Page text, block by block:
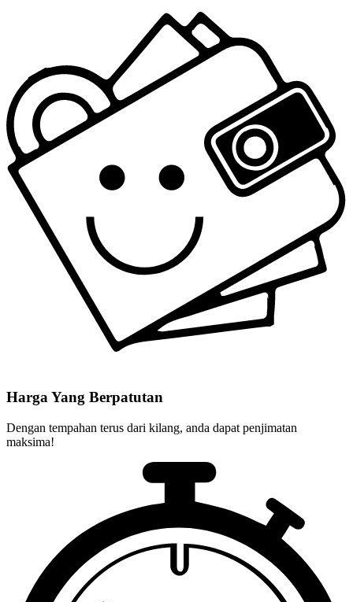
Harga Yang Berpatutan
Dengan tempahan terus dari kilang, anda dapat penjimatan
maksima!